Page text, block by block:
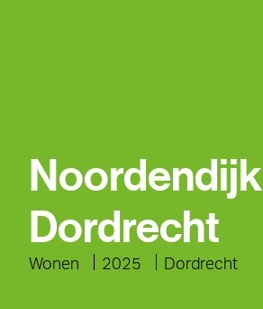
Noordendijk
Dordrecht
Wonen 2025 Dordrecht